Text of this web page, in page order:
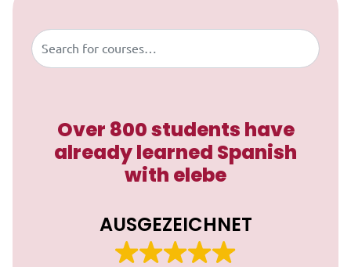
Buscar
Over 800 students have
already learned Spanish
with elebe
AUSGEZEICHNET